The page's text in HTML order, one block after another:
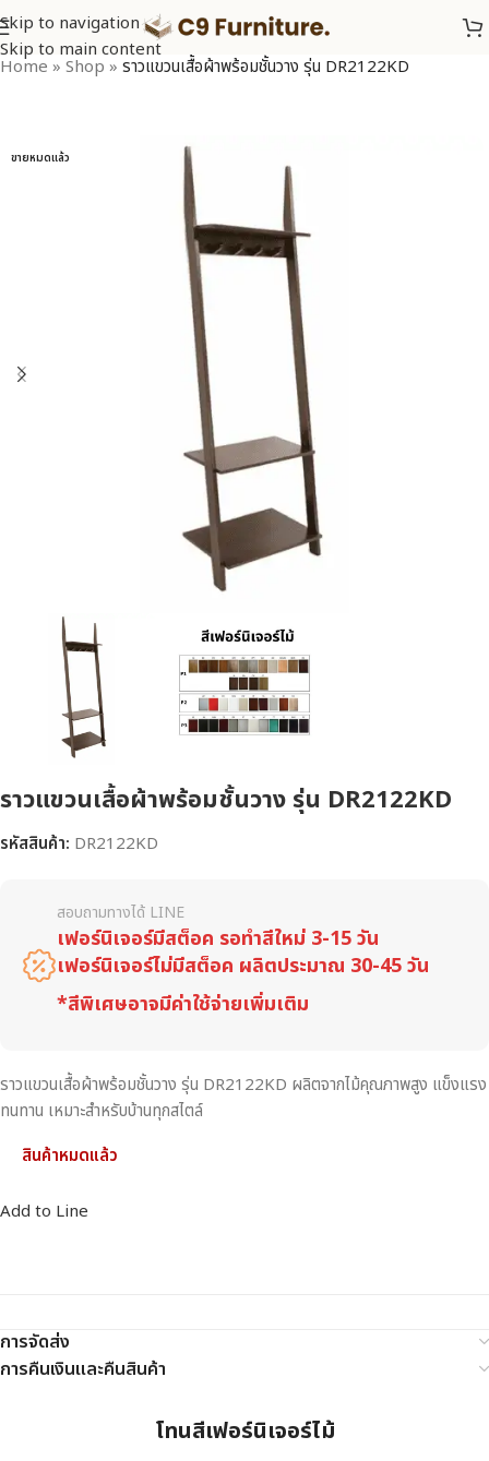
Skip to navigation
Skip to main content
Home » Shop » ราวแขวนเสื้อผ้าพร้อมชั้นวาง รุ่น DR2122KD
ขายหมดแล้ว
ราวแขวนเสื้อผ้าพร้อมชั้นวาง รุ่น DR2122KD
รหัสสินค้า: DR2122KD
สอบถามทางได้ LINE
เฟอร์นิเจอร์มีสต็อค รอทำสีใหม่ 3-15 วัน
เฟอร์นิเจอร์ไม่มีสต็อค ผลิตประมาณ 30-45 วัน
*สีพิเศษอาจมีค่าใช้จ่ายเพิ่มเติม
ราวแขวนเสื้อผ้าพร้อมชั้นวาง รุ่น DR2122KD ผลิตจากไม้คุณภาพสูง แข็งแรง
ทนทาน เหมาะสำหรับบ้านทุกสไตล์
สินค้าหมดแล้ว
Add to Line
การจัดส่ง
การคืนเงินและคืนสินค้า
โทนสีเฟอร์นิเจอร์ไม้